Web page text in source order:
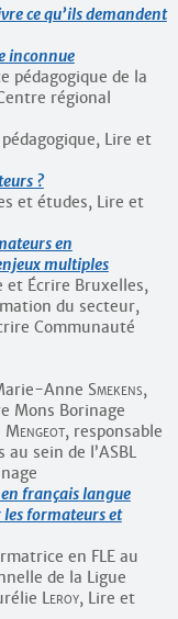
ce qu’ils demandent
inconnue
pédagogique de la
régional
Lire et
?
et études, Lire et
en
multiples
et Écrire Bruxelles,
du secteur,
Communauté
Anne Smekens,
Mons Borinage
Mengeot, responsable
sein de l’ASBL
français langue
formateurs et
en FLE au
de la Ligue
Leroy, Lire et